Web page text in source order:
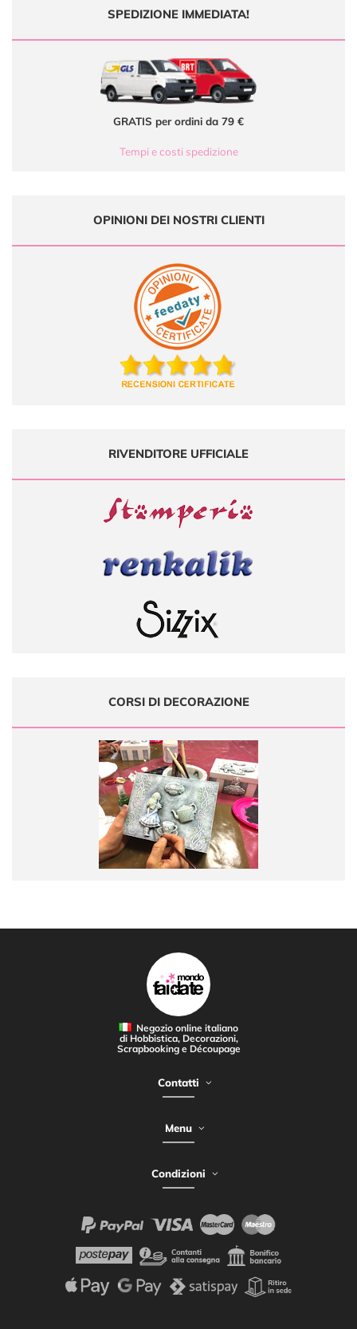
SPEDIZIONE IMMEDIATA!
GRATIS per ordini da 79 €
Tempi e costi spedizione
OPINIONI DEI NOSTRI CLIENTI
RIVENDITORE UFFICIALE
CORSI DI DECORAZIONE
Negozio online italiano
di Hobbistica, Decorazioni,
Scrapbooking e Découpage
Contatti
Menu
Condizioni